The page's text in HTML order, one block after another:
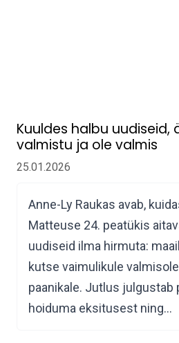
Kuuldes halbu uudiseid,
valmistu ja ole valmis
25.01.2026
Anne-Ly Raukas avab,
Matteuse 24. peatükis
uudiseid ilma hirmuta:
kutse vaimulikule
paanikale. Jutlus julgustab
hoiduma eksitusest ning…